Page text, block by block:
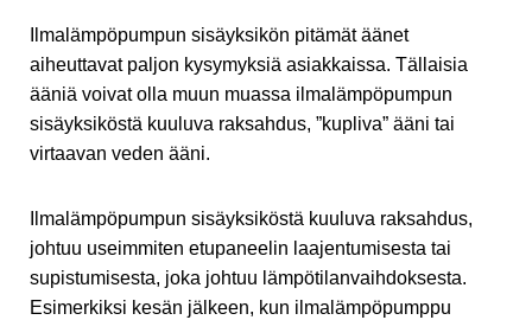
Ilmalämpöpumpun sisäyksikön pitämät äänet
aiheuttavat paljon kysymyksiä asiakkaissa. Tällaisia
ääniä voivat olla muun muassa ilmalämpöpumpun
sisäyksiköstä kuuluva raksahdus, ”kupliva” ääni tai
virtaavan veden ääni.
Ilmalämpöpumpun sisäyksiköstä kuuluva raksahdus,
johtuu useimmiten etupaneelin laajentumisesta tai
supistumisesta, joka johtuu lämpötilanvaihdoksesta.
Esimerkiksi kesän jälkeen, kun ilmalämpöpumppu